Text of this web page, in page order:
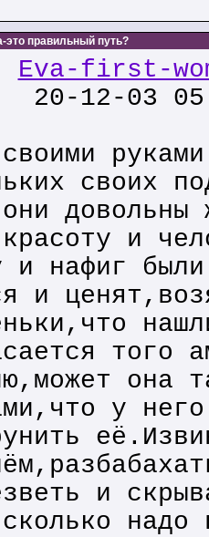
это правильный путь?
Eva-first-
20-12-03
своих
довольны
и
и нафиг
и
того
она
у
и